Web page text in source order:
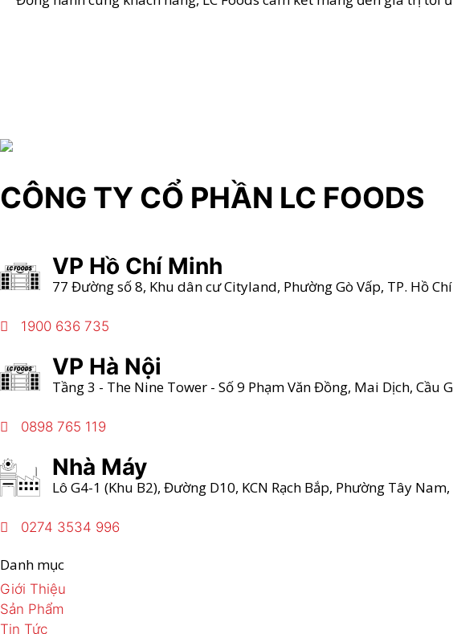
CÔNG TY CỔ PHẦN LC FOODS
VP Hồ Chí Minh
77 Đường số 8, Khu dân cư Cityland, Phường Gò Vấp, TP. Hồ
1900 636 735
VP Hà Nội
Tầng 3 - The Nine Tower - Số 9 Phạm Văn Đồng, Mai Dịch, Cầu
0898 765 119
Nhà Máy
Lô G4-1 (Khu B2), Đường D10, KCN Rạch Bắp, Phường Tây
0274 3534 996
Danh mục
Giới Thiệu
Sản Phẩm
Tin Tức